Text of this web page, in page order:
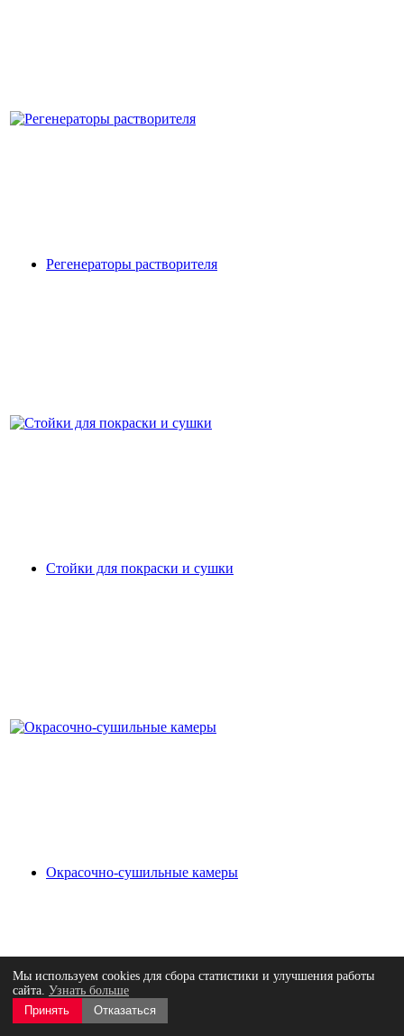
Регенераторы растворителя
Стойки для покраски и сушки
Окрасочно-сушильные камеры
Мы используем cookies для сбора статистики и улучшения работы
сайта. Узнать больше
Принять
Отказаться